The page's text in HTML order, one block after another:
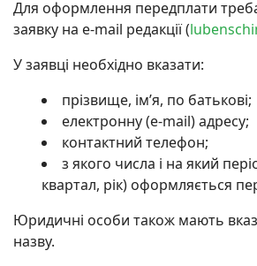
Для оформлення передплати
заявку на e-mail редакції (
У заявці необхідно вказати:
прізвище, ім’я, по батькові;
електронну (e-mail) адресу;
контактний телефон;
з якого числа і на який
квартал, рік) оформляється
Юридичні особи також мають
назву.